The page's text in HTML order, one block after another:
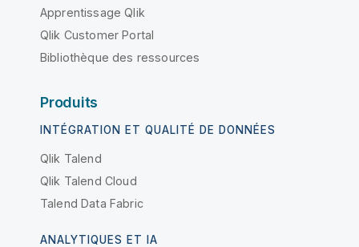
Apprentissage Qlik
Qlik Customer Portal
Bibliothèque des ressources
Produits
INTÉGRATION ET QUALITÉ DE DONNÉES
Qlik Talend
Qlik Talend Cloud
Talend Data Fabric
ANALYTIQUES ET IA